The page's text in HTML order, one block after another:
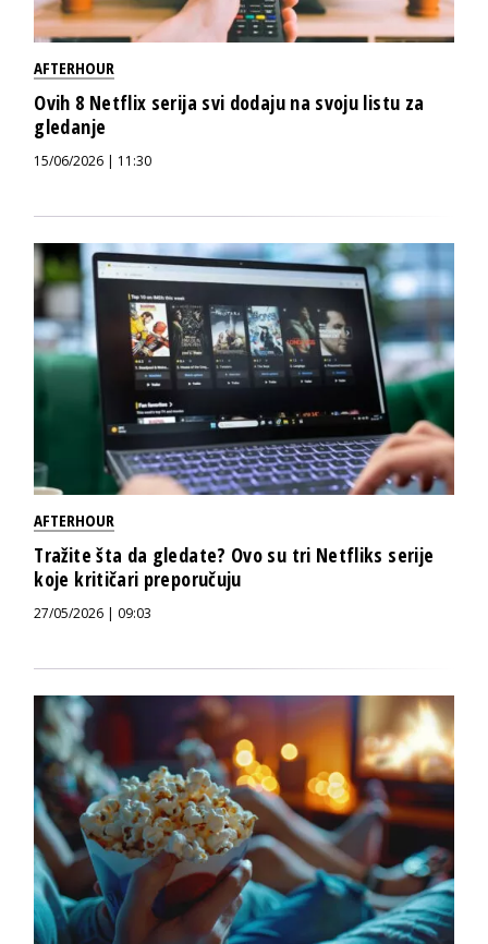
AFTERHOUR
Ovih 8 Netflix serija svi dodaju na svoju listu za
gledanje
15/06/2026 | 11:30
AFTERHOUR
Tražite šta da gledate? Ovo su tri Netfliks serije
koje kritičari preporučuju
27/05/2026 | 09:03